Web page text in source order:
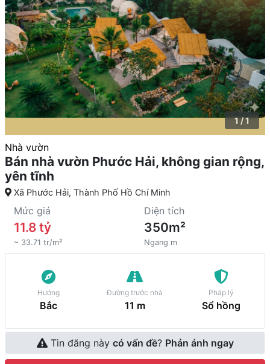
1 / 1
Nhà vườn
Bán nhà vườn Phước Hải, không gian rộng,
yên tĩnh
Xã Phước Hải, Thành Phố Hồ Chí Minh
Mức giá
11.8 tỷ
~ 33.71 tr/m²
Diện tích
350m²
Ngang m
Hướng
Bắc
Đường trước nhà
11 m
Pháp lý
Sổ hồng
Tin đăng này có vấn đề? Phản ánh ngay